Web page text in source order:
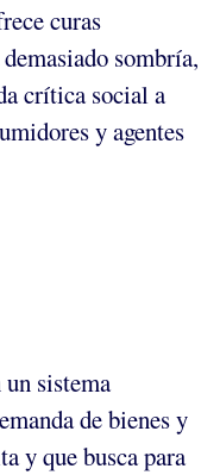
curas
sombría,
crítica social a
y agentes
sistema
de bienes y
y que busca para